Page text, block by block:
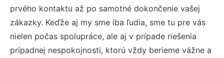
prvého kontaktu až po samotné dokončenie vašej
zákazky. Keďže aj my sme iba ľudia, sme tu pre vás
nielen počas spolupráce, ale aj v prípade riešenia
prípadnej nespokojnosti, ktorú vždy berieme vážne a